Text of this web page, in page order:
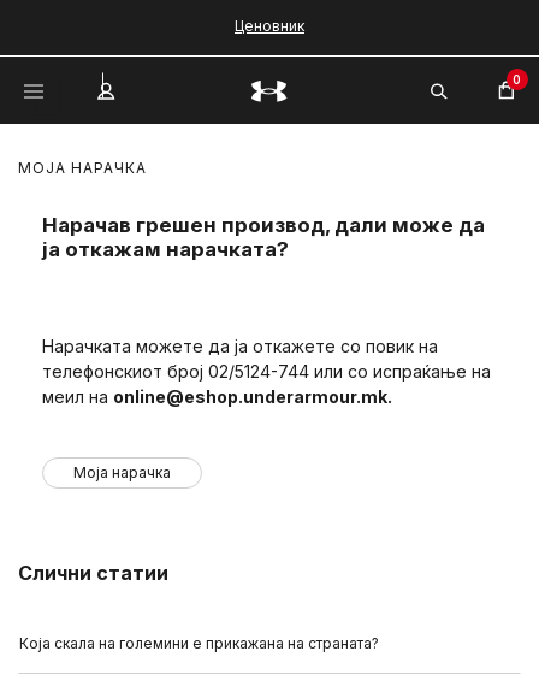
Ценовник
0
МОЈА НАРАЧКА
Нарачав грешен производ, дали може да
ја откажам нарачката?
Нарачката можете да ја откажете со повик на
телефонскиот број 02/5124-744 или со испраќање на
меил на online@eshop.underarmour.mk.
Моја нарачка
Слични статии
Која скала на големини е прикажана на страната?